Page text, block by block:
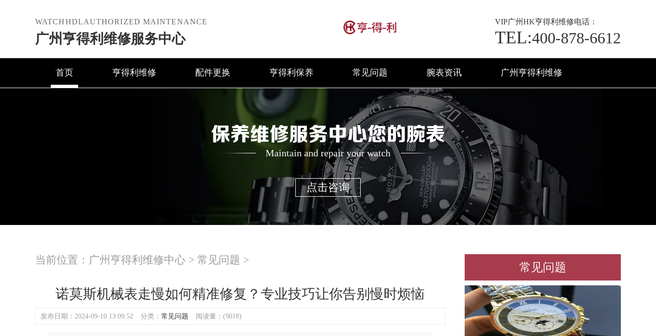
WATCHHDLAUTHORIZED MAINTENANCE
广州亨得利维修服务中心
VIP广州HK亨得利维修电话：
TEL:400-878-6612
首页 亨得利维修 配件更换 亨得利保养 常见问题 腕表资讯 广州亨得利维修
保养维修服务中心您的腕表
Maintain and repair your watch
点击咨询
当前位置： 广州亨得利维修中心 > 常见问题 >
诺莫斯机械表走慢如何精准修复？专业技巧让你告别慢时烦恼
发布日期：2024-09-10 13:09:52 分类： 常见问题 阅读量：(9018)
常见问题